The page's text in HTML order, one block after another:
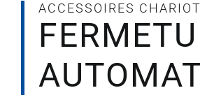
Documentations
RSE
ACCESSOIRES